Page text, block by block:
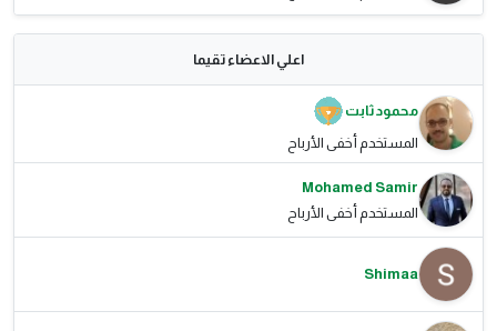
اعلي الاعضاء تقيما
محمود ثابت
المستخدم أخفى الأرباح
Mohamed Samir
المستخدم أخفى الأرباح
Shimaa